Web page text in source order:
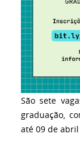
São sete
graduação,
até 09 de abril